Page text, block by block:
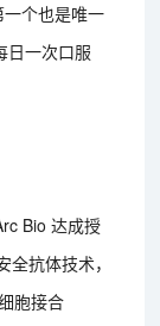
个也是唯一
日一次口服
Bio 达成授
抗体技术，
胞接合